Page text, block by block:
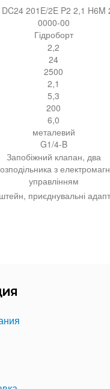
DC24 201E/2E P2 2,1 H6M
0000-00
Гідроборт
2,2
24
2500
2,1
5,3
200
6,0
металевий
G1/4-B
Запобіжний клапан, два
з
управлінням
приєднувальні